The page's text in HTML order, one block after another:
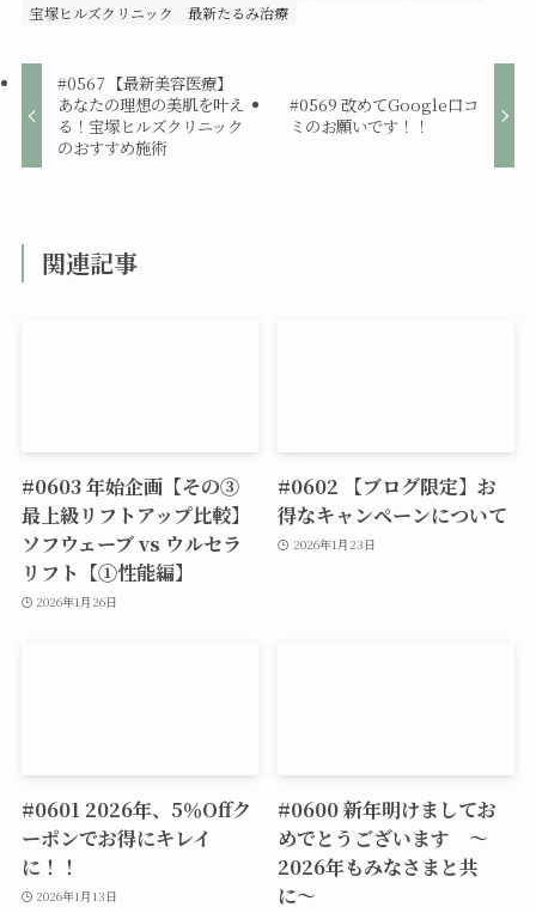
宝塚ヒルズクリニック
最新たるみ治療
#0567 【最新美容医療】
あなたの理想の美肌を叶え
る！宝塚ヒルズクリニック
のおすすめ施術
#0569 改めてGoogle口コ
ミのお願いです！！
関連記事
#0603 年始企画【その③
最上級リフトアップ比較】
ソフウェーブ vs ウルセラ
リフト【①性能編】
2026年1月26日
#0602 【ブログ限定】お
得なキャンペーンについて
2026年1月23日
#0601 2026年、5％Offク
ーポンでお得にキレイ
に！！
2026年1月13日
#0600 新年明けましてお
めでとうございます 〜
2026年もみなさまと共
に〜